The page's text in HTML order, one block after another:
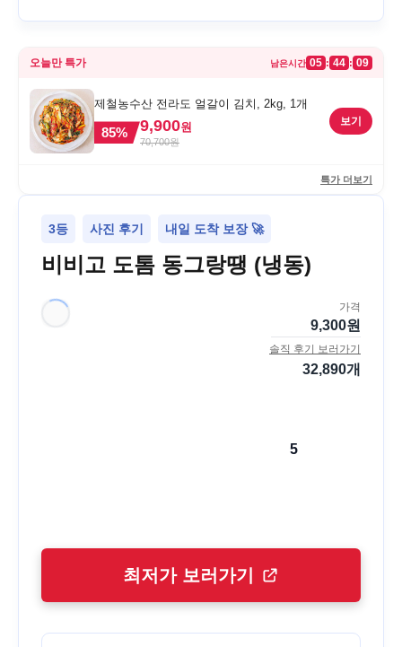
오늘만 특가 남은시간 05 : 44 : 09
제철농수산 전라도 얼갈이 김치, 2kg, 1개
85% 9,900원
70,700원
보기
특가 더보기
3등 사진 후기 내일 도착 보장 🚀
비비고 도톰 동그랑땡 (냉동)
가격
9,300원
솔직 후기 보러가기
32,890개
5
최저가 보러가기